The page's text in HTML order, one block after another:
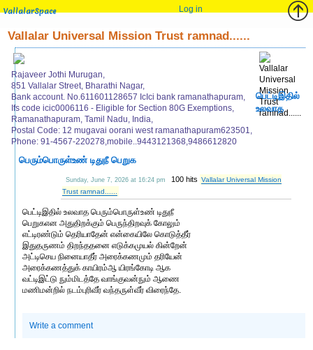
VallalarSpace Log in
Vallalar Universal Mission Trust ramnad......
Rajaveer Jothi Murugan,
851 Vallalar Street, Bharathi Nagar,
Bank account. No.611601128657 IcIci bank ramanathapuram,
Ifs code icic0006116 - Eligible for Section 80G Exemptions,
Ramanathapuram, Tamil Nadu, India,
Postal Code: 12 mugavai oorani west ramanathapuram623501,
Phone: 91-4567-220278,mobile..9443121368,9486612820
பெட்டிஇதில்
உலவாத
பெரும்பொருள்உண் டிதுநீ பெறுக
Sunday, June 7, 2026 at 16:24 pm 100 hits Vallalar Universal Mission
Trust ramnad......
பெட்டிஇதில் உலவாத பெரும்பொருள்உண் டிதுநீ
பெறுகஎன அதுதிறக்கும் பெருந்திறவுக் கோலும்
எட்டிரண்டும் தெரியாதேன் என்கையிலே கொடுத்தீர்
இதுதருணம் திறந்ததனை எடுக்கமுயல் கின்றேன்
அட்டிசெய நினையாதீர் அரைக்கணமும் தரியேன்
அரைக்கணத்துக் காயிரம்ஆ யிரங்கோடி ஆக
வட்டிஇட்டு நும்மிடத்தே வாங்குவன்நும் ஆணை
மணிமன்றில் நடம்புரிவீர் வந்தருள்வீர் விரைந்தே.
Write a comment